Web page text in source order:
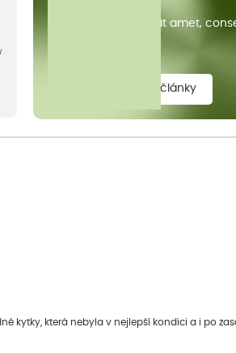
Lorem ipsum dolor sit amet,
zobrazit všechny články
kytky, která nebyla v nejlepší kondici a i po